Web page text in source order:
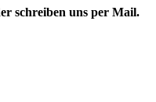
schreiben uns per Mail.